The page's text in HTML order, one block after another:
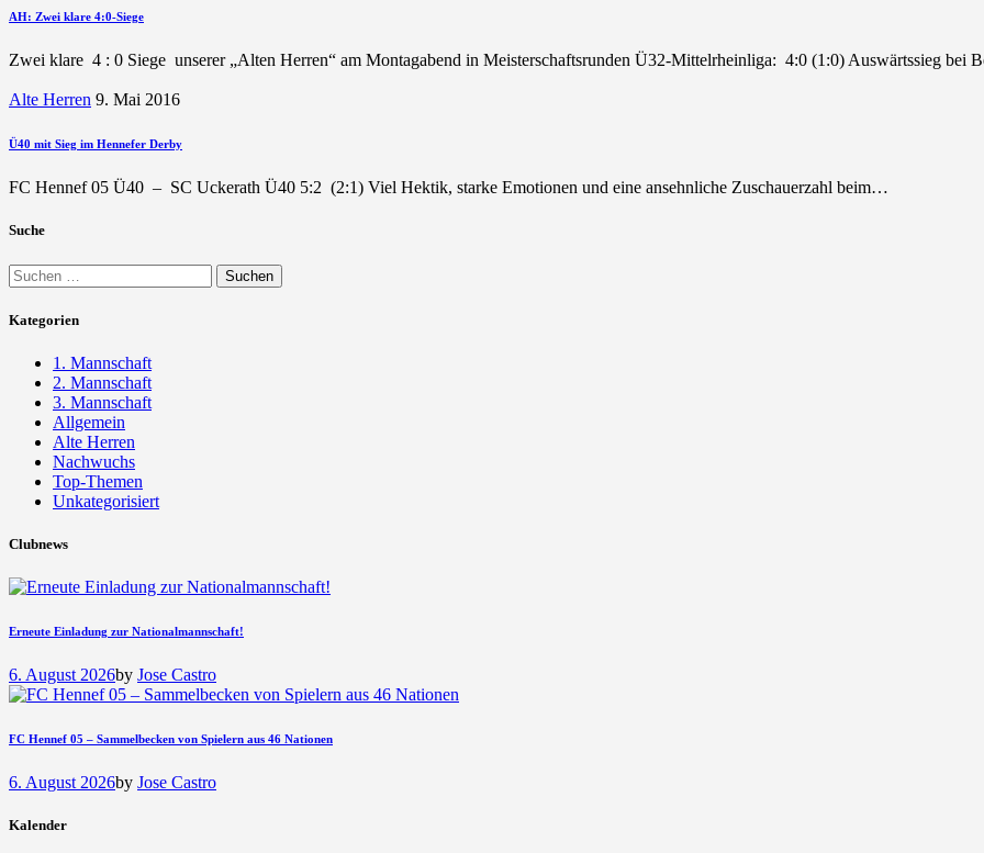
AH: Zwei klare 4:0-Siege
Zwei klare 4 : 0 Siege unserer „Alten Herren“ am Montagabend in Meisterschaftsrunden Ü32-Mittelrheinliga: 4:0 (1:0) Auswärtssieg bei
Alte Herren 9. Mai 2016
Ü40 mit Sieg im Hennefer Derby
FC Hennef 05 Ü40 – SC Uckerath Ü40 5:2 (2:1) Viel Hektik, starke Emotionen und eine ansehnliche Zuschauerzahl beim…
Suche
Suchen
nach:
Kategorien
1. Mannschaft
2. Mannschaft
3. Mannschaft
Allgemein
Alte Herren
Nachwuchs
Top-Themen
Unkategorisiert
Clubnews
Erneute Einladung zur Nationalmannschaft!
6. August 2026by Jose Castro
FC Hennef 05 – Sammelbecken von Spielern aus 46 Nationen
6. August 2026by Jose Castro
Kalender